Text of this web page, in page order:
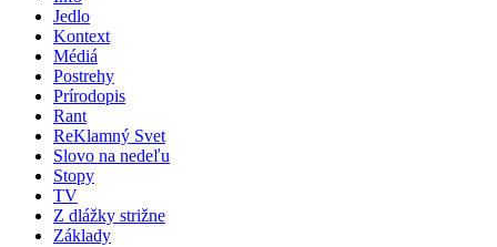
Jedlo
Kontext
Médiá
Postrehy
Prírodopis
Rant
ReKlamný Svet
Slovo na nedeľu
Stopy
TV
Z dlážky strižne
Základy